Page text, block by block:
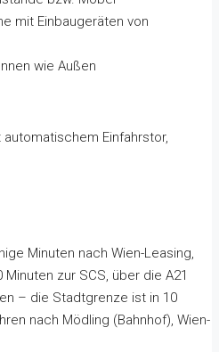
mit Einbaugeräten von
wie Außen
automatischem Einfahrstor,
Minuten nach Wien-Leasing,
zur SCS, über die A21
– die Stadtgrenze ist in 10
nach Mödling (Bahnhof), Wien-